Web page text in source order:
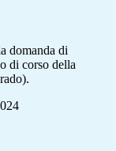
domanda di
di corso della